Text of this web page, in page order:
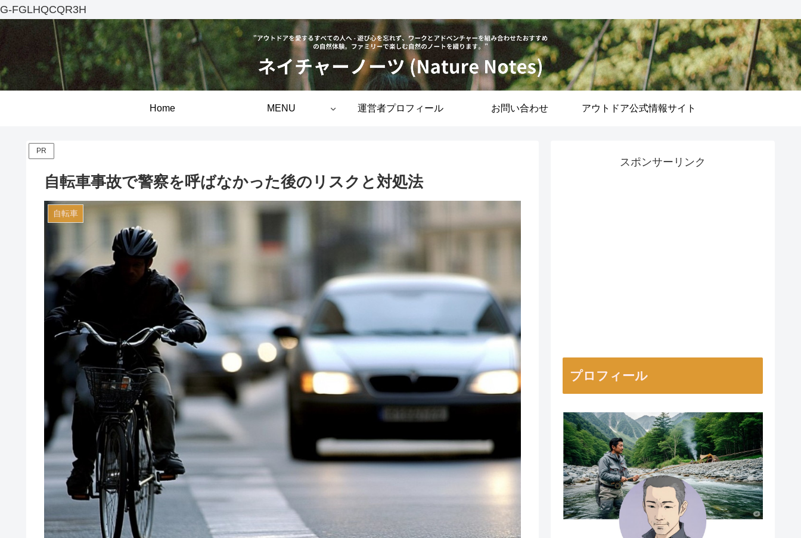
G-FGLHQCQR3H
Home MENU 運営者プロフィール お問い合わせ アウトドア公式情報サイト
PR
自転車事故で警察を呼ばなかった後のリスクと対処法
自転車
スポンサーリンク
プロフィール